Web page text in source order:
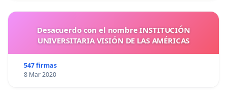
Desacuerdo con el nombre INSTITUCIÓN
UNIVERSITARIA VISIÓN DE LAS AMÉRICAS
547 firmas
8 Mar 2020